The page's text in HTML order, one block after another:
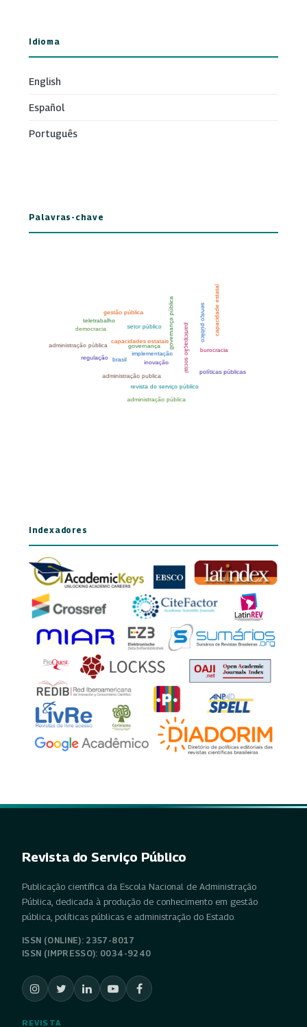
Idioma
English
Español
Português
Palavras-chave
Indexadores
Revista do Serviço Público
Publicação científica da Escola Nacional de Administração
Pública, dedicada à produção de conhecimento em gestão
pública, políticas públicas e administração do Estado.
ISSN (ONLINE): 2357-8017
ISSN (IMPRESSO): 0034-9240
REVISTA